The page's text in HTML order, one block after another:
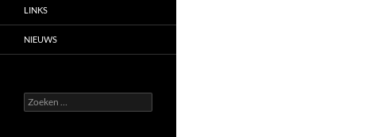
LINKS
NIEUWS
Zoeken
naar: